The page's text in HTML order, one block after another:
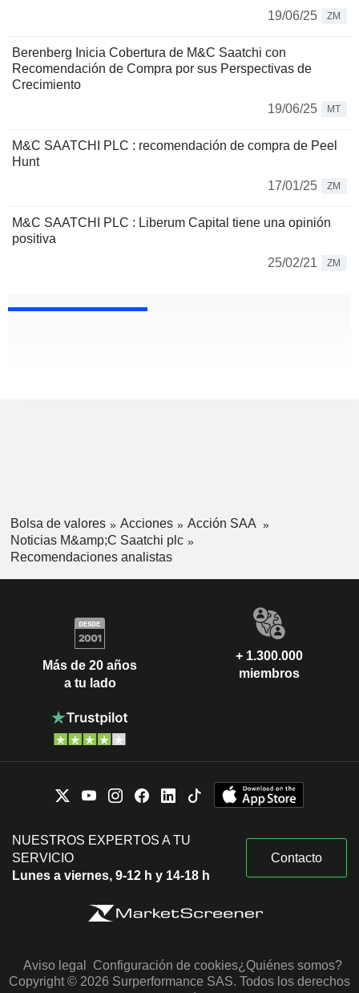
19/06/25
ZM
Berenberg Inicia Cobertura de M&C Saatchi con
Recomendación de Compra por sus Perspectivas de
Crecimiento
19/06/25
MT
M&C SAATCHI PLC : recomendación de compra de Peel
Hunt
17/01/25
ZM
M&C SAATCHI PLC : Liberum Capital tiene una opinión
positiva
25/02/21
ZM
Bolsa de valores Acciones
Acción SAA
Noticias M&amp;C Saatchi plc
Recomendaciones analistas
Más de 20 años
a tu lado
+ 1.300.000
miembros
NUESTROS EXPERTOS A TU
SERVICIO
Lunes a viernes, 9-12 h y 14-18 h
Contacto
Aviso legal Configuración de cookies¿Quiénes somos?
Copyright © 2026 Surperformance SAS. Todos los derechos